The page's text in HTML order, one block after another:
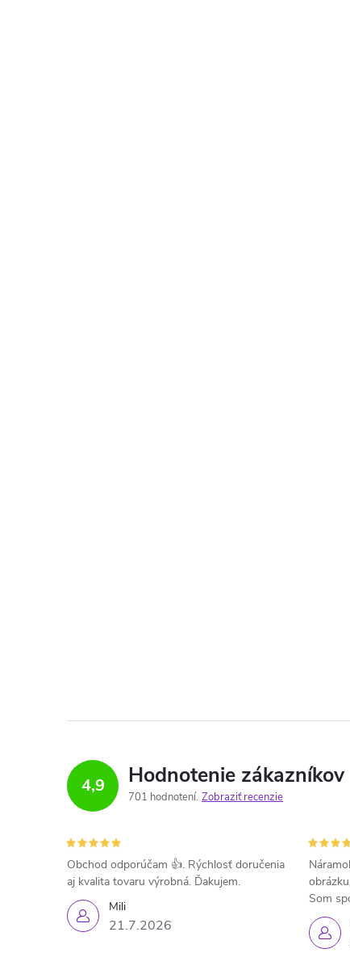
4,9 Hodnotenie zákazníkov
701 hodnotení Zobraziť recenzie
Mili
21.7.2026
Obchod odporúčam 👍. Rýchlosť doručenia
aj kvalita tovaru výrobná. Ďakujem.
Som